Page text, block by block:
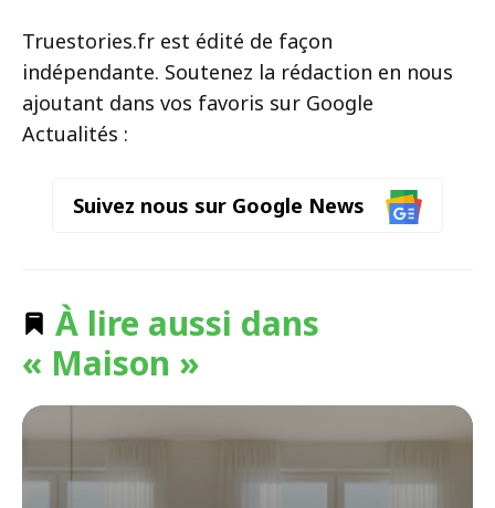
Truestories.fr est édité de façon
indépendante. Soutenez la rédaction en nous
ajoutant dans vos favoris sur Google
Actualités :
Suivez nous sur Google News
À lire aussi dans
« Maison »